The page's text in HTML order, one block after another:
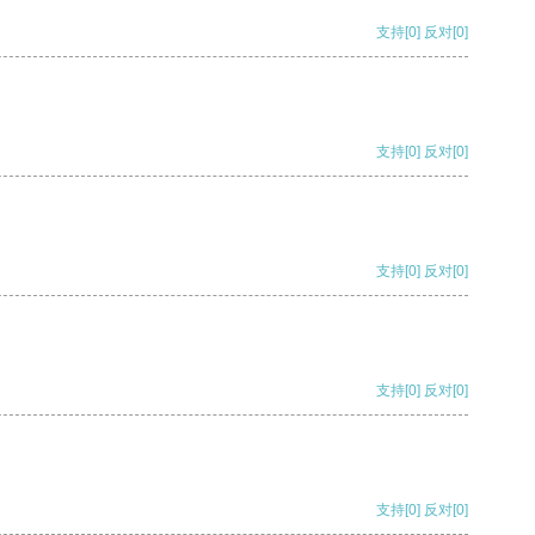
支持[0] 反对[0]
支持[0] 反对[0]
支持[0] 反对[0]
支持[0] 反对[0]
支持[0] 反对[0]